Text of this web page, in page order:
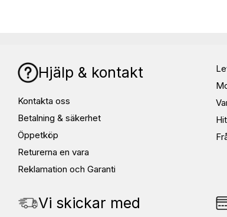
Hjälp & kontakt
Kontakta oss
Betalning & säkerhet
Öppetköp
Returerna en vara
Reklamation och Garanti
Vi skickar med